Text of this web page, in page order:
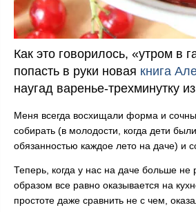
Как это говорилось, «утром в
попасть в руки новая книга
наугад варенье-трехминутку
Меня всегда восхищали форма и
собирать (в молодости, когда дети
обязанностью каждое лето на даче) и
Теперь, когда у нас на даче больше
образом все равно оказывается на
простоте даже сравнить не с чем,